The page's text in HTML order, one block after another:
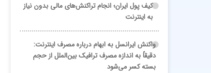
کیف پول ایران؛ انجام تراکنش‌های مالی بدون نیاز
به اینترنت
واکنش ایرانسل به ابهام درباره مصرف اینترنت:
دقیقاً به اندازه مصرف ترافیک بین‌الملل از حجم
بسته کسر می‌شود